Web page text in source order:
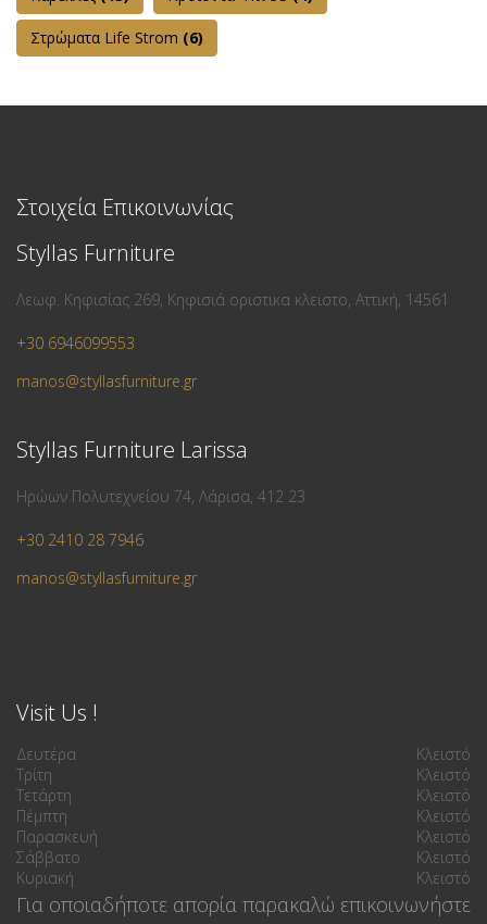
Στρώματα Life Strom (6)
Στοιχεία Επικοινωνίας
Styllas Furniture
Λεωφ. Κηφισίας 269, Κηφισιά οριστικα κλειστο, Αττική, 14561
+30 6946099553
manos@styllasfurniture.gr
Styllas Furniture Larissa
Ηρώων Πολυτεχνείου 74, Λάρισα, 412 23
+30 2410 28 7946
manos@styllasfurniture.gr
Visit Us !
Δευτέρα
Κλειστό
Τρίτη
Κλειστό
Τετάρτη
Κλειστό
Πέμπτη
Κλειστό
Παρασκευή
Κλειστό
Σάββατο
Κλειστό
Κυριακή
Κλειστό
Για οποιαδήποτε απορία παρακαλώ επικοινωνήστε